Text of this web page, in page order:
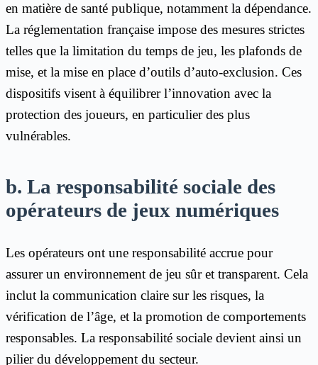
en matière de santé publique, notamment la dépendance.
La réglementation française impose des mesures strictes
telles que la limitation du temps de jeu, les plafonds de
mise, et la mise en place d’outils d’auto-exclusion. Ces
dispositifs visent à équilibrer l’innovation avec la
protection des joueurs, en particulier des plus
vulnérables.
b. La responsabilité sociale des
opérateurs de jeux numériques
Les opérateurs ont une responsabilité accrue pour
assurer un environnement de jeu sûr et transparent. Cela
inclut la communication claire sur les risques, la
vérification de l’âge, et la promotion de comportements
responsables. La responsabilité sociale devient ainsi un
pilier du développement du secteur.